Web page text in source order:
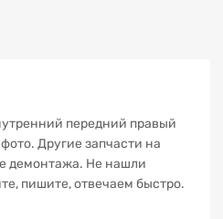
передний правый
Другие запчасти на
демонтажа. Не нашли
пишите, отвечаем быстро.